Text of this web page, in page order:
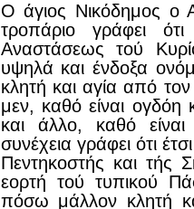
Ο άγιος Νικόδημος ο
τροπάριο γράφει
Αναστάσεως τού
υψηλά και ένδοξα
κλητή και αγία από
μεν, καθό είναι ογδόη
και άλλο, καθό
συνέχεια γράφει ότι
Πεντηκοστής και τής
εορτή τού τυπικού
πόσω μάλλον κλητή